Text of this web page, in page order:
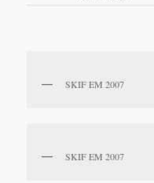
SKIF EM 2007
SKIF EM 2007